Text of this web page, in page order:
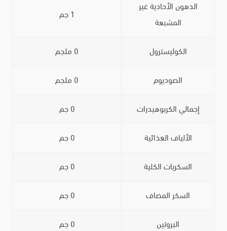
الدهون الأحادية غير
المشبعة
1 جم
الكوليسترول 0 ملجم
الصوديوم 0 ملجم
إجمالي الكربوهيدرات 0 جم
الألياف الغذائية 0 جم
السكريات الكلية 0 جم
السكر المضاف 0 جم
البروتين 0 جم